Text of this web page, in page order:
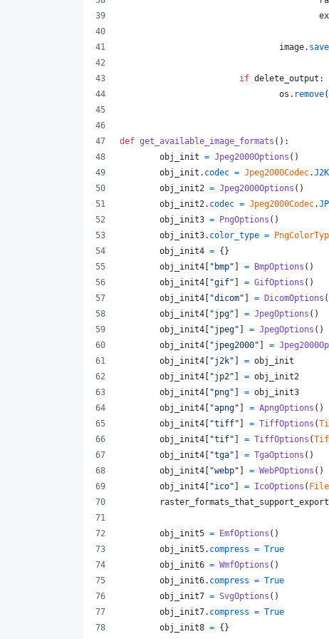
image. save
if delete_output :
os . remove(
def get_available_image_formats ():
obj_init = Jpeg2000Options ()
obj_init . codec = Jpeg2000Codec.J2K
obj_init2 = Jpeg2000Options ()
obj_init2. codec = Jpeg2000Codec.
obj_init3 = PngOptions ()
obj_init3. color_type =
obj_init4 = {}
obj_init4
"bmp" = BmpOptions ()
obj_init4
"gif" = GifOptions ()
obj_init4
"dicom" = DicomOptions
obj_init4
"jpg" = JpegOptions ()
obj_init4
"jpeg" = JpegOptions ()
obj_init4
"jpeg2000" =
obj_init4
"j2k" = obj_init
obj_init4
"jp2" = obj_init2
obj_init4
"png" = obj_init3
obj_init4
"apng" = ApngOptions ()
obj_init4
"tiff" = TiffOptions (
obj_init4
"tif" = TiffOptions (
obj_init4
"tga" = TgaOptions ()
obj_init4
"webp" = WebPOptions ()
obj_init4
"ico" = IcoOptions (
obj_init5 = EmfOptions ()
obj_init5. compress = True
obj_init6 = WmfOptions ()
obj_init6. compress = True
obj_init7 = SvgOptions ()
obj_init7. compress = True
obj_init8 = {}